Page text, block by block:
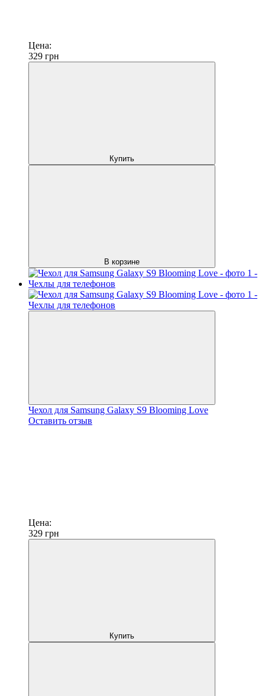
Цена:
329 грн
Купить
В корзине
Чехол для Samsung Galaxy S9 Blooming Love
Оставить отзыв
Цена:
329 грн
Купить